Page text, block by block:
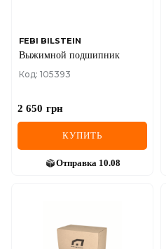
FEBI BILSTEIN
Выжимной подшипник
Код: 105393
2 650 грн
КУПИТЬ
Отправка 10.08